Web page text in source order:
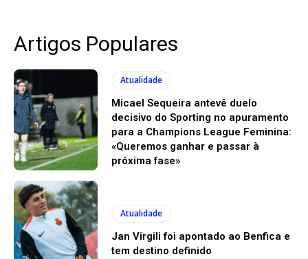
Artigos Populares
Atualidade
Micael Sequeira antevê duelo
decisivo do Sporting no apuramento
para a Champions League Feminina:
«Queremos ganhar e passar à
próxima fase»
Atualidade
Jan Virgili foi apontado ao Benfica e
tem destino definido